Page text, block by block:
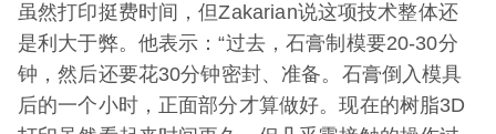
虽然打印挺费时间，但Zakarian说这项技术整体还
是利大于弊。他表示：“过去，石膏制模要20-30分
钟，然后还要花30分钟密封、准备。石膏倒入模具
后的一个小时，正面部分才算做好。现在的树脂3D